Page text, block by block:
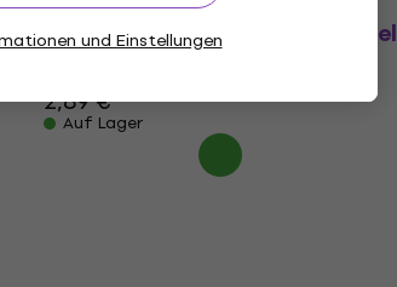
und Einstellungen
Klotz MY204GR Mikrofonkabel
2,89 €
Auf Lager